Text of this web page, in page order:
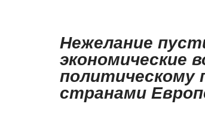
Нежелание
экономические
политическому
странами